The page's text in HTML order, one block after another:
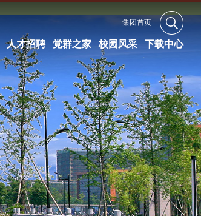
集团首页
人才招聘 党群之家 校园风采 下载中心